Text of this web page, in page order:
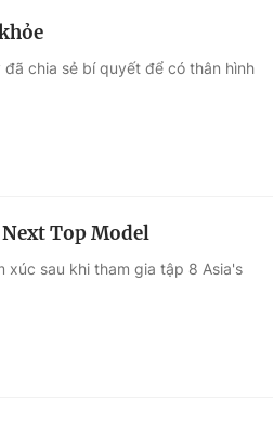
chia sẻ bí quyết để có thân hình
Top Model
xúc sau khi tham gia tập 8 Asia's